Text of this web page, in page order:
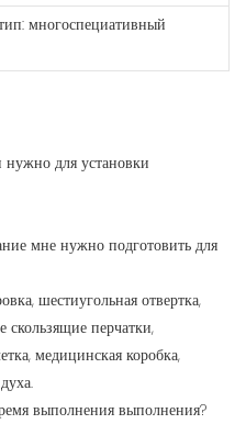
многоспециативный
нужно для установки
мне нужно подготовить для
шестиугольная отвертка,
скользящие перчатки,
медицинская коробка,
выполнения выполнения?